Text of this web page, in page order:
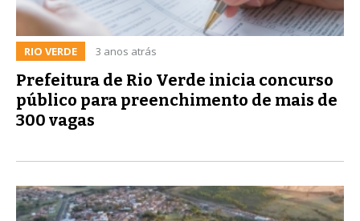
RIO VERDE 3 anos atrás
Prefeitura de Rio Verde inicia concurso
público para preenchimento de mais de
300 vagas